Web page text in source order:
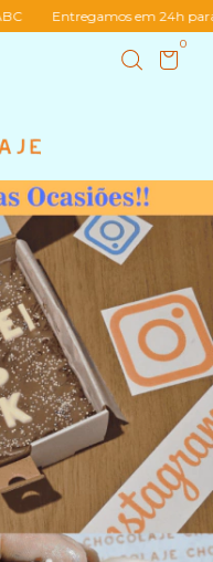
Entregamos em 24h para São
0